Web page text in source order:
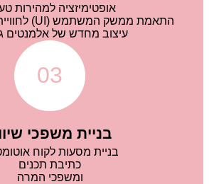
אופטימיזציה למהירות
התאמת ממשק המשתמש (UI) לחוויית גלישה מיטבית
עיצוב מחדש של אלמנטים
03
בניית משפכי
בניית מסעות לקוח
כתיבת תכנים
ומשפכי המרה